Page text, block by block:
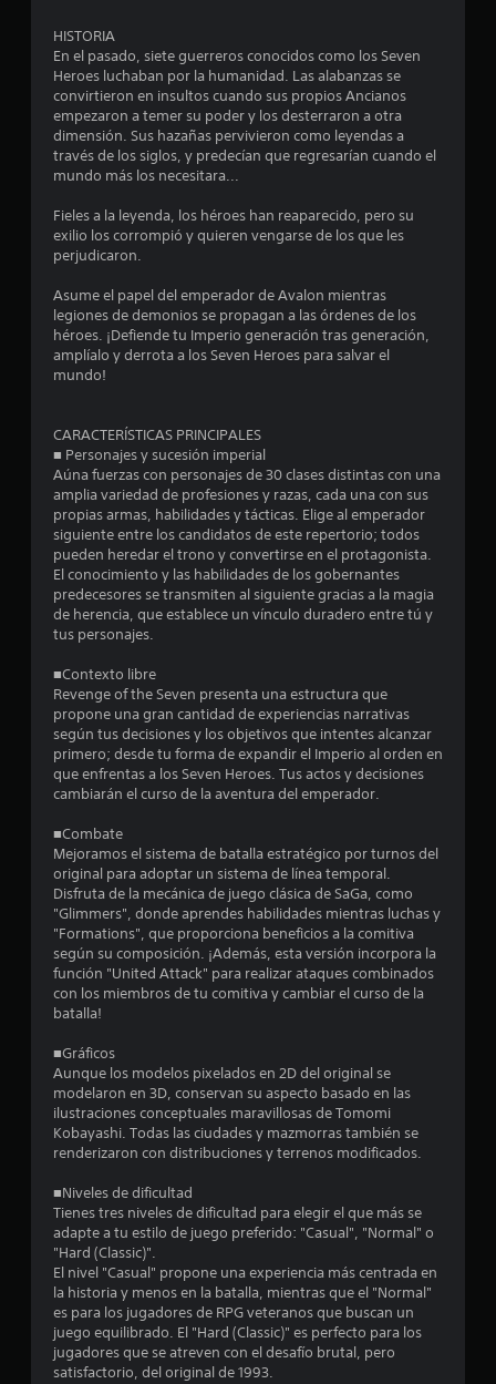
o
:
4
7
e
s
e
l
l
a
e
c
c
o
e
s
r
e
l
l
a
s
e
HISTORIA
En el pasado, siete guerreros conocidos como los Seven
Heroes luchaban por la humanidad. Las alabanzas se
convirtieron en insultos cuando sus propios Ancianos
empezaron a temer su poder y los desterraron a otra
dimensión. Sus hazañas pervivieron como leyendas a
través de los siglos, y predecían que regresarían cuando el
mundo más los necesitara...
Fieles a la leyenda, los héroes han reaparecido, pero su
exilio los corrompió y quieren vengarse de los que les
perjudicaron.
Asume el papel del emperador de Avalon mientras
legiones de demonios se propagan a las órdenes de los
héroes. ¡Defiende tu Imperio generación tras generación,
amplíalo y derrota a los Seven Heroes para salvar el
mundo!
CARACTERÍSTICAS PRINCIPALES
■ Personajes y sucesión imperial
Aúna fuerzas con personajes de 30 clases distintas con una
amplia variedad de profesiones y razas, cada una con sus
propias armas, habilidades y tácticas. Elige al emperador
siguiente entre los candidatos de este repertorio; todos
pueden heredar el trono y convertirse en el protagonista.
El conocimiento y las habilidades de los gobernantes
predecesores se transmiten al siguiente gracias a la magia
de herencia, que establece un vínculo duradero entre tú y
tus personajes.
■Contexto libre
Revenge of the Seven presenta una estructura que
propone una gran cantidad de experiencias narrativas
según tus decisiones y los objetivos que intentes alcanzar
primero; desde tu forma de expandir el Imperio al orden en
que enfrentas a los Seven Heroes. Tus actos y decisiones
cambiarán el curso de la aventura del emperador.
■Combate
Mejoramos el sistema de batalla estratégico por turnos del
original para adoptar un sistema de línea temporal.
Disfruta de la mecánica de juego clásica de SaGa, como
"Glimmers", donde aprendes habilidades mientras luchas y
"Formations", que proporciona beneficios a la comitiva
según su composición. ¡Además, esta versión incorpora la
función "United Attack" para realizar ataques combinados
con los miembros de tu comitiva y cambiar el curso de la
batalla!
■Gráficos
Aunque los modelos pixelados en 2D del original se
modelaron en 3D, conservan su aspecto basado en las
ilustraciones conceptuales maravillosas de Tomomi
Kobayashi. Todas las ciudades y mazmorras también se
renderizaron con distribuciones y terrenos modificados.
■Niveles de dificultad
Tienes tres niveles de dificultad para elegir el que más se
adapte a tu estilo de juego preferido: "Casual", "Normal" o
"Hard (Classic)".
El nivel "Casual" propone una experiencia más centrada en
la historia y menos en la batalla, mientras que el "Normal"
es para los jugadores de RPG veteranos que buscan un
juego equilibrado. El "Hard (Classic)" es perfecto para los
jugadores que se atreven con el desafío brutal, pero
satisfactorio, del original de 1993.